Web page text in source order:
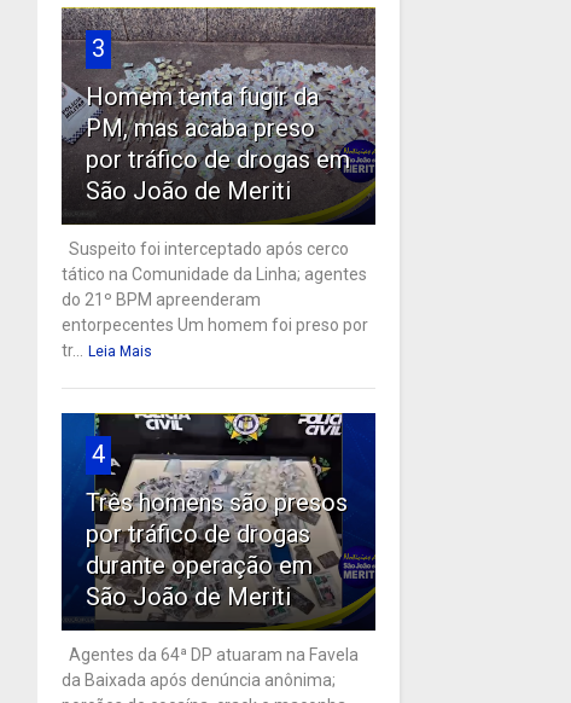
3
Homem tenta fugir da
PM, mas acaba preso
por tráfico de drogas em
São João de Meriti
Suspeito foi interceptado após cerco
tático na Comunidade da Linha; agentes
do 21º BPM apreenderam
entorpecentes Um homem foi preso por
tr...
Leia Mais
4
Três homens são presos
por tráfico de drogas
durante operação em
São João de Meriti
Agentes da 64ª DP atuaram na Favela
da Baixada após denúncia anônima;